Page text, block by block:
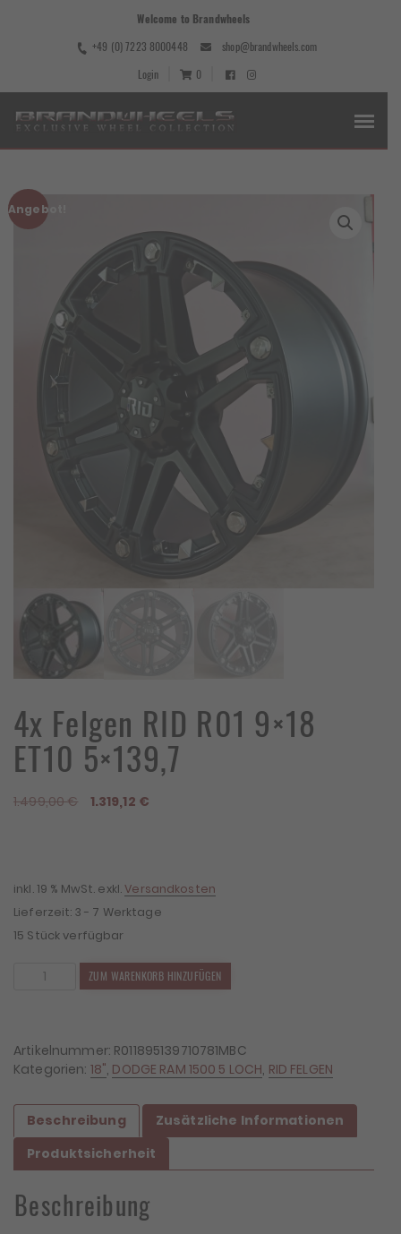
Welcome to Brandwheels
+49 (0) 7223 8000448
shop@brandwheels.com
Login
0
Angebot!
4x Felgen RID R01 9×18
ET10 5×139,7
1.499,00€
Ursprünglicher
1.319,12 €Aktueller
inkl. 19 % MwSt. exkl.Versandkosten
Lieferzeit: 3 - 7 Werktage
15 Stück verfügbar
9x18
ET10
Menge
ZUM WARENKORB HINZUFÜGEN
Artikelnummer: R011895139710781MBC
Kategorien: 18", DODGE RAM 1500 5 LOCH, RID FELGEN
Beschreibung
Zusätzliche Informationen
Produktsicherheit
Beschreibung